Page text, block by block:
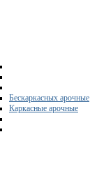
Бескаркасных арочные
Каркасные арочные